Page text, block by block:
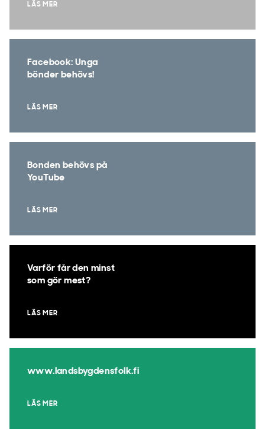
LÄS MER
Facebook: Unga
bönder behövs!
LÄS MER
Bonden behövs på
YouTube
LÄS MER
Varför får den minst
som gör mest?
LÄS MER
www.landsbygdensfolk.fi
LÄS MER